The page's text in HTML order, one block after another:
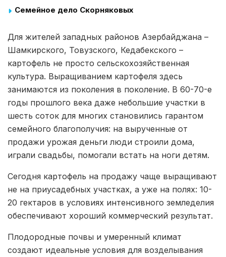
Семейное дело Скорняковых
Для жителей западных районов Азербайджана –
Шамкирского, Товузского, Кедабекского –
картофель не просто сельскохозяйственная
культура. Выращиванием картофеля здесь
занимаются из поколения в поколение. В 60-70-е
годы прошлого века даже небольшие участки в
шесть соток для многих становились гарантом
семейного благополучия: на вырученные от
продажи урожая деньги люди строили дома,
играли свадьбы, помогали встать на ноги детям.
Сегодня картофель на продажу чаще выращивают
не на приусадебных участках, а уже на полях: 10-
20 гектаров в условиях интенсивного земледелия
обеспечивают хороший коммерческий результат.
Плодородные почвы и умеренный климат
создают идеальные условия для возделывания